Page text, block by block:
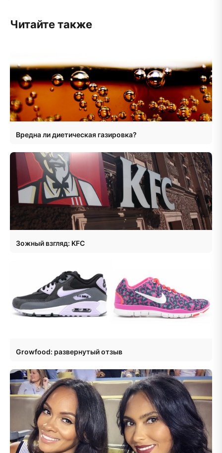
Читайте также
Вредна ли диетическая газировка?
Зожный взгляд: KFC
Growfood: развернутый отзыв